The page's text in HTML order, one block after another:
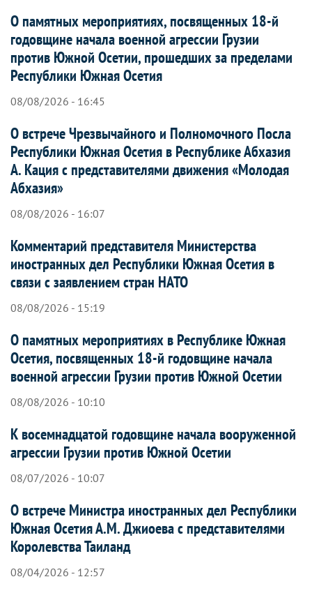
О памятных мероприятиях, посвященных 18-й
годовщине начала военной агрессии Грузии
против Южной Осетии, прошедших за пределами
Республики Южная Осетия
08/08/2026 - 16:45
О встрече Чрезвычайного и Полномочного Посла
Республики Южная Осетия в Республике Абхазия
А. Кация с представителями движения «Молодая
Абхазия»
08/08/2026 - 16:07
Комментарий представителя Министерства
иностранных дел Республики Южная Осетия в
связи с заявлением стран НАТО
08/08/2026 - 15:19
О памятных мероприятиях в Республике Южная
Осетия, посвященных 18-й годовщине начала
военной агрессии Грузии против Южной Осетии
08/08/2026 - 10:10
К восемнадцатой годовщине начала вооруженной
агрессии Грузии против Южной Осетии
08/07/2026 - 10:07
О встрече Министра иностранных дел Республики
Южная Осетия А.М. Джиоева с представителями
Королевства Таиланд
08/04/2026 - 12:57